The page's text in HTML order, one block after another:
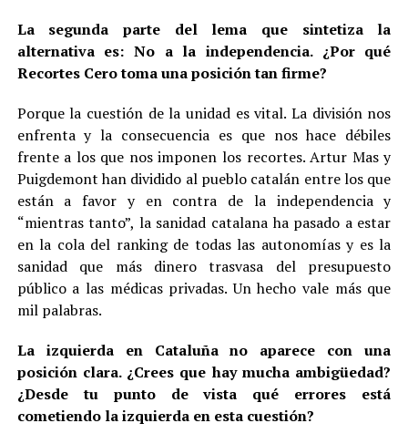
La segunda parte del lema que sintetiza la
alternativa es: No a la independencia. ¿Por qué
Recortes Cero toma una posición tan firme?
Porque la cuestión de la unidad es vital. La división nos
enfrenta y la consecuencia es que nos hace débiles
frente a los que nos imponen los recortes. Artur Mas y
Puigdemont han dividido al pueblo catalán entre los que
están a favor y en contra de la independencia y
“mientras tanto”, la sanidad catalana ha pasado a estar
en la cola del ranking de todas las autonomías y es la
sanidad que más dinero trasvasa del presupuesto
público a las médicas privadas. Un hecho vale más que
mil palabras.
La izquierda en Cataluña no aparece con una
posición clara. ¿Crees que hay mucha ambigüedad?
¿Desde tu punto de vista qué errores está
cometiendo la izquierda en esta cuestión?